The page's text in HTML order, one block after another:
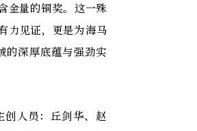
金量的铜奖。这一殊
力见证，更是为海马
的深厚底蕴与强劲实
人员：丘剑华、赵